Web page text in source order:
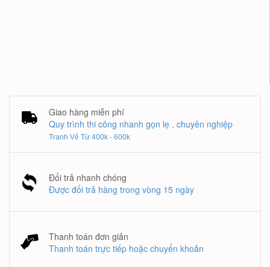
Giao hàng miễn phí
Quy trình thi công nhanh gọn lẹ , chuyên nghiệp
Tranh Vẽ Từ 400k - 600k
Đổi trả nhanh chóng
Được đổi trả hàng trong vòng 15 ngày
Thanh toán đơn giản
Thanh toán trực tiếp hoặc chuyển khoản